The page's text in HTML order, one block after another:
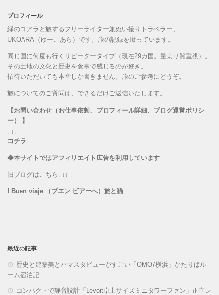
プロフィール
緑のコアラと旅するフリーライター兼ぬい撮りトラベラー、
UKOARA（ゆーこあら）です。旅の記録を綴っています。
同じ国に何度も行くリピータータイプ（現在29カ国。量より質重視）。
その土地の文化と歴史を食事で感じるのが好き。
招待いただいても本音しか書きません。旅のご参考にどうぞ。
旅についてのご質問は、できるだけご返信いたします。
【お問い合わせ（お仕事依頼、プロフィール詳細、ブログ運営ポリシ
ー） 】
↓↓↓
コチラ
◆本サイトではアフィリエイト広告を利用しています
旧ブログはこちら↓↓↓
! Buen viaje!（ブエン ビアーへ）旅と猫
最近の記事
歴史と建築美とハマスタビューがすごい「OMO7横浜」かたりばル
ーム宿泊記
コンパクトで静音設計「Levoit卓上サイズミニタワーファン」正直レ